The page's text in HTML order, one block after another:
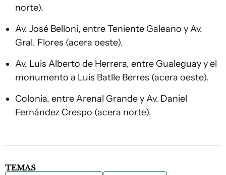
norte).
Av. José Belloni, entre Teniente Galeano y Av.
Gral. Flores (acera oeste).
Av. Luis Alberto de Herrera, entre Gualeguay y el
monumento a Luis Batlle Berres (acera oeste).
Colonia, entre Arenal Grande y Av. Daniel
Fernández Crespo (acera norte).
TEMAS